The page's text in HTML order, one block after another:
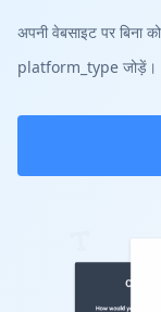
अपनी वेबसाइट पर बिना
platform_type जोड़ें।